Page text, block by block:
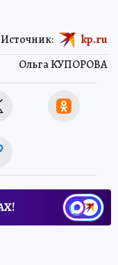
Ольга КУПОРОВА
Источник: kp.ru